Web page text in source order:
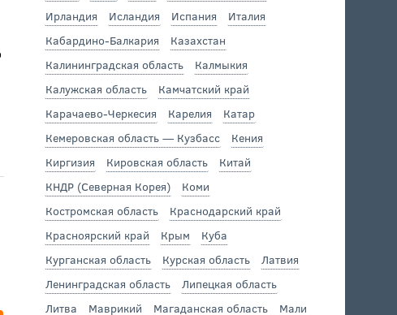
Ирландия
Исландия Испания
Италия
Кабардино-Балкария
Казахстан
Калининградская область
Калмыкия
Калужская область
Камчатский край
Карачаево-Черкесия
Карелия
Катар
Кемеровская область — Кузбасс
Кения
Киргизия
Кировская область
Китай
КНДР (Северная Корея)
Коми
Костромская область
Краснодарский край
Красноярский край
Крым
Куба
Курганская область
Курская область
Латвия
Ленинградская область
Липецкая область
Литва
Маврикий Магаданская область
Мали